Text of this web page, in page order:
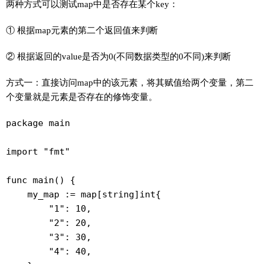
两种方式可以测试map中是否存在某个key：
① 根据map元素的第二个返回值来判断
② 根据返回的value是否为0(不同数据类型的0不同)来判断
方式一：直接访问map中的该元素，将其赋值给两个变量，第二
个变量就是元素是否存在的修饰变量。
package main
import "fmt"
func main() {
    my_map := map[string]int{
        "1": 10,
        "2": 20,
        "3": 30,
        "4": 40,